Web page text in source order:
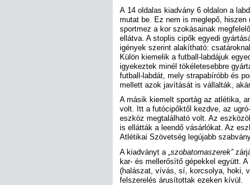
A 14 oldalas kiadvány 6 oldalon a
mutat be. Ez nem is meglepő, hiszen
sportmez a kor szokásainak
ellátva. A stoplis cipők egyedi
igények szerint alakítható:
Külön kiemelik a futball-labdájuk
igyekeztek minél tökéletesebbre
futball-labdát, mely strapabíróbb és
mellett azok javítását is vállalták,
A másik kiemelt sportág az atlétika,
volt. Itt a futócipőktől kezdve, az
eszköz megtalálható volt. Az
is ellátták a leendő vásárlókat. Az
Atlétikai Szövetség legújabb
A kiadványt a „szobatornaszerek”
kar- és mellerősítő gépekkel együtt.
(halászat, vívás, sí, korcsolya, hoki,
felszerelés árusítottak ezeken kívül.